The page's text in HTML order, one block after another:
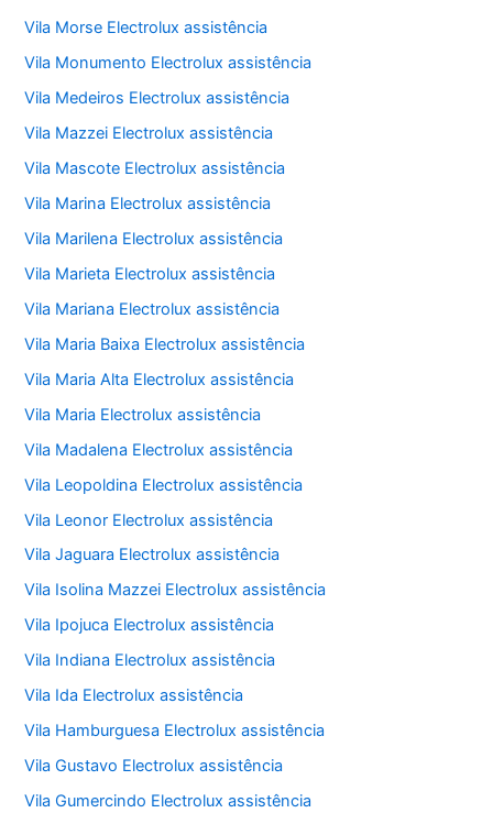
Vila Morse Electrolux assistência
Vila Monumento Electrolux assistência
Vila Medeiros Electrolux assistência
Vila Mazzei Electrolux assistência
Vila Mascote Electrolux assistência
Vila Marina Electrolux assistência
Vila Marilena Electrolux assistência
Vila Marieta Electrolux assistência
Vila Mariana Electrolux assistência
Vila Maria Baixa Electrolux assistência
Vila Maria Alta Electrolux assistência
Vila Maria Electrolux assistência
Vila Madalena Electrolux assistência
Vila Leopoldina Electrolux assistência
Vila Leonor Electrolux assistência
Vila Jaguara Electrolux assistência
Vila Isolina Mazzei Electrolux assistência
Vila Ipojuca Electrolux assistência
Vila Indiana Electrolux assistência
Vila Ida Electrolux assistência
Vila Hamburguesa Electrolux assistência
Vila Gustavo Electrolux assistência
Vila Gumercindo Electrolux assistência